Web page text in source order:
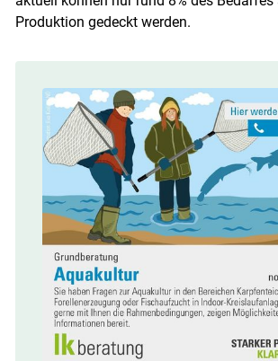
Produktion gedeckt werden.